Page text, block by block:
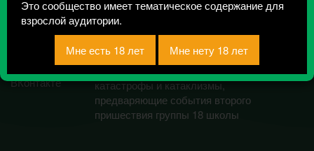
Это сообщество имеет тематическое содержание для
взрослой аудитории.18всадников
апокалипсиса
Библейские персонажи,
персонифицирующие собой
катастрофы и катаклизмы,
предваряющие события второго
пришествия группы 18 школы